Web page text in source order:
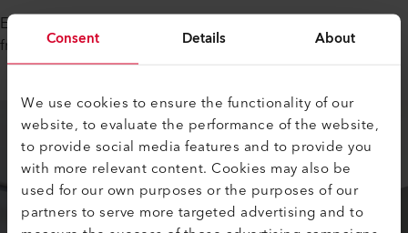
Consent Details About
We use cookies to ensure the functionality of our
website, to evaluate the performance of the website,
to provide social media features and to provide you
with more relevant content. Cookies may also be
used for our own purposes or the purposes of our
partners to serve more targeted advertising and to
Erkundigen Sie sich nach den vielfältigen Möglichkeiten. Wir
freuen uns auf Ihre Kontaktaufnahme.